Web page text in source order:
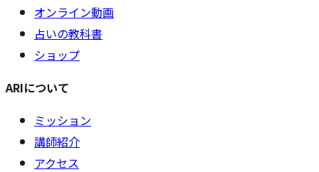
オンライン動画
占いの教科書
ショップ
ARIについて
ミッション
講師紹介
アクセス